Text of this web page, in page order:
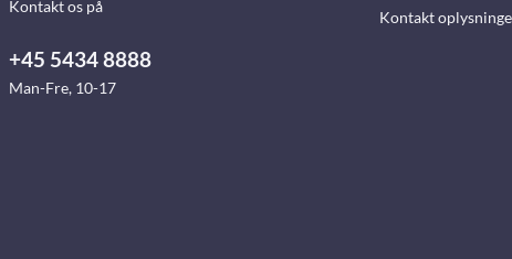
Kontakt os på
+45 5434 8888
Man-Fre, 10-17
Kontakt